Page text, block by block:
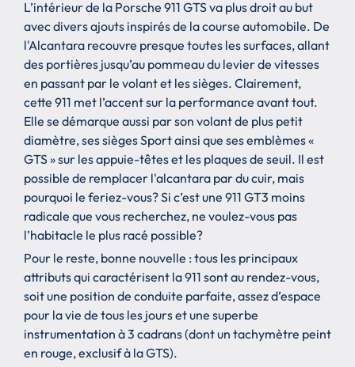
L’intérieur de la Porsche 911 GTS va plus droit au but
avec divers ajouts inspirés de la course automobile. De
l'Alcantara recouvre presque toutes les surfaces, allant
des portières jusqu’au pommeau du levier de vitesses
en passant par le volant et les sièges. Clairement,
cette 911 met l’accent sur la performance avant tout.
Elle se démarque aussi par son volant de plus petit
diamètre, ses sièges Sport ainsi que ses emblèmes «
GTS » sur les appuie-têtes et les plaques de seuil. Il est
possible de remplacer l'alcantara par du cuir, mais
pourquoi le feriez-vous? Si c’est une 911 GT3 moins
radicale que vous recherchez, ne voulez-vous pas
l’habitacle le plus racé possible?
Pour le reste, bonne nouvelle : tous les principaux
attributs qui caractérisent la 911 sont au rendez-vous,
soit une position de conduite parfaite, assez d’espace
pour la vie de tous les jours et une superbe
instrumentation à 3 cadrans (dont un tachymètre peint
en rouge, exclusif à la GTS).